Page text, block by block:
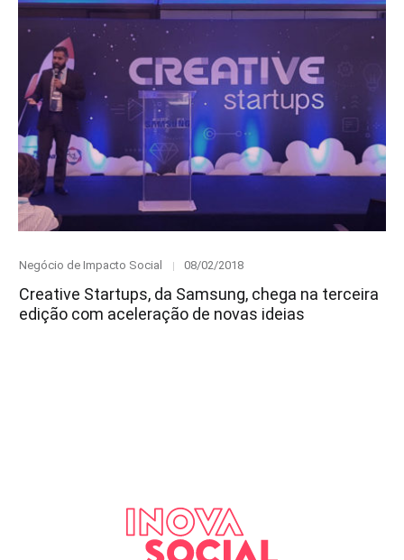
Category
Negócio de Impacto Social
Posted
08/02/2018
Creative Startups, da Samsung, chega na terceira
edição com aceleração de novas ideias